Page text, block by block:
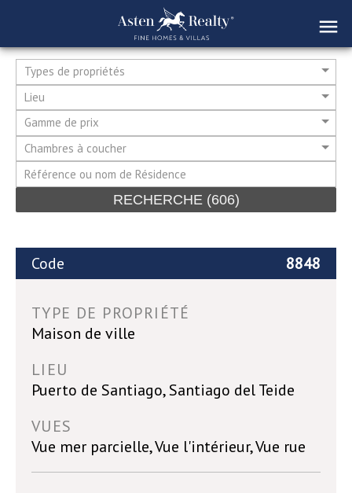
Types de propriétés
Lieu
Gamme de prix
Chambres à coucher
RECHERCHE (606)
Code 8848
TYPE DE PROPRIÉTÉ
Maison de ville
LIEU
Puerto de Santiago, Santiago del Teide
VUES
Vue mer parcielle, Vue l'intérieur, Vue rue